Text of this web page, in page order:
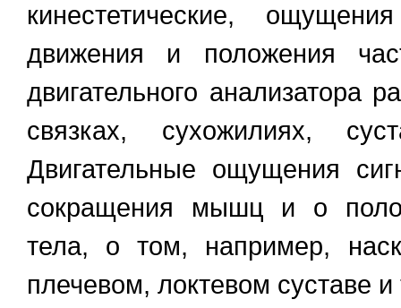
кинестетические,
движения и положения
двигательного анализатора
связках, сухожилиях,
Двигательные ощущения
сокращения мышц и о
тела, о том, например,
плечевом, локтевом суставе и